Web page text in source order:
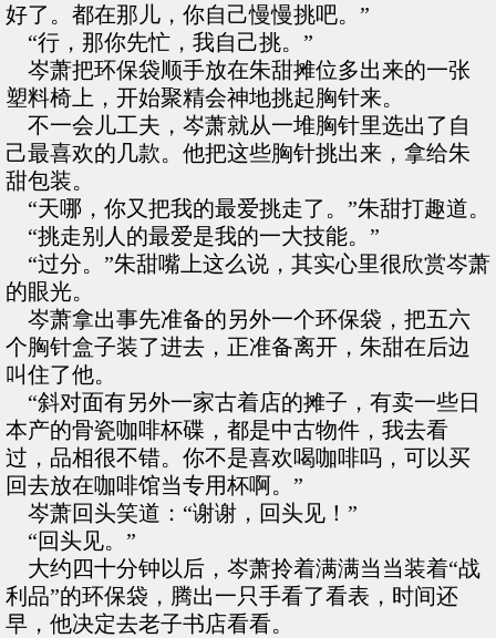
好了。都在那儿，你自己慢慢挑吧。”
“行，那你先忙，我自己挑。”
岑萧把环保袋顺手放在朱甜摊位多出来的一张
塑料椅上，开始聚精会神地挑起胸针来。
不一会儿工夫，岑萧就从一堆胸针里选出了自
己最喜欢的几款。他把这些胸针挑出来，拿给朱
甜包装。
“天哪，你又把我的最爱挑走了。”朱甜打趣道。
“挑走别人的最爱是我的一大技能。”
“过分。”朱甜嘴上这么说，其实心里很欣赏岑萧
的眼光。
岑萧拿出事先准备的另外一个环保袋，把五六
个胸针盒子装了进去，正准备离开，朱甜在后边
叫住了他。
“斜对面有另外一家古着店的摊子，有卖一些日
本产的骨瓷咖啡杯碟，都是中古物件，我去看
过，品相很不错。你不是喜欢喝咖啡吗，可以买
回去放在咖啡馆当专用杯啊。”
岑萧回头笑道：“谢谢，回头见！”
“回头见。”
大约四十分钟以后，岑萧拎着满满当当装着“战
利品”的环保袋，腾出一只手看了看表，时间还
早，他决定去老子书店看看。